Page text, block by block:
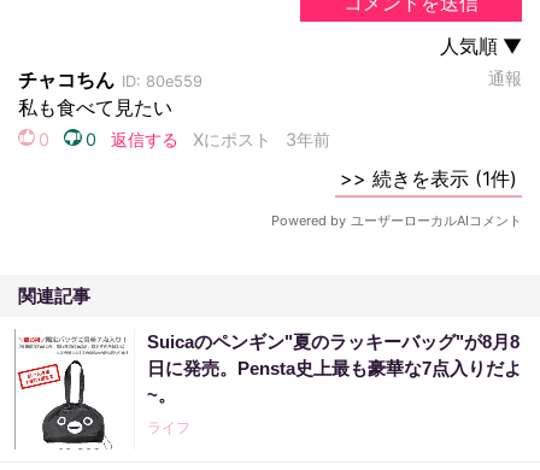
関連記事
Suicaのペンギン"夏のラッキーバッグ"が8月8
日に発売。Pensta史上最も豪華な7点入りだよ
~。
ライフ